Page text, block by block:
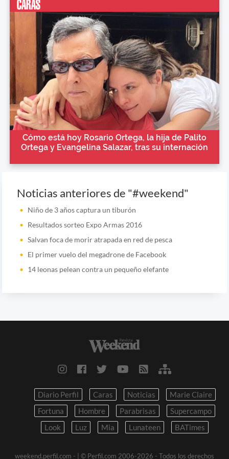
Cómo está hoy Rosario Ortega, la hija de Palito
Ortega y Evangelina Salazar, tras su internación
Noticias anteriores de "#weekend"
Niño de 3 años captura un tiburón
Resultados sorteo Expo Armas 2016
Salvan foca de morir atrapada en red de pesca
El primer vuelo del megadrone de Facebook
14 leonas pelean contra un pequeño elefante
Diario Perfil Caras Noticias
Marie Claire
Fortuna
Hombre Parabrisas
Supercampo
Look
Luz Mia Lunateen BATimes
weekend.perfil.com -
| © Perfil.com 2006-2026 - Todos los derechos